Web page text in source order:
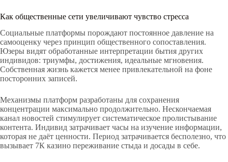
Как общественные сети увеличивают чувство стресса
Социальные платформы порождают постоянное давление на
самооценку через принцип общественного сопоставления.
Юзеры видят обработанные интерпретации бытия других
индивидов: триумфы, достижения, идеальные мгновения.
Собственная жизнь кажется менее привлекательной на фоне
посторонних записей.
Механизмы платформ разработаны для сохранения
концентрации максимально продолжительно. Нескончаемая
канал новостей стимулирует систематическое пролистывание
контента. Индивид затрачивает часы на изучение информации,
которая не даёт ценности. Период затрачивается бесполезно, что
вызывает 7К казино переживание стыда и досады в себе.